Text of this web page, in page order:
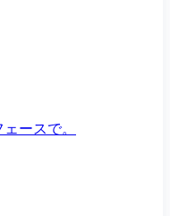
ースで。